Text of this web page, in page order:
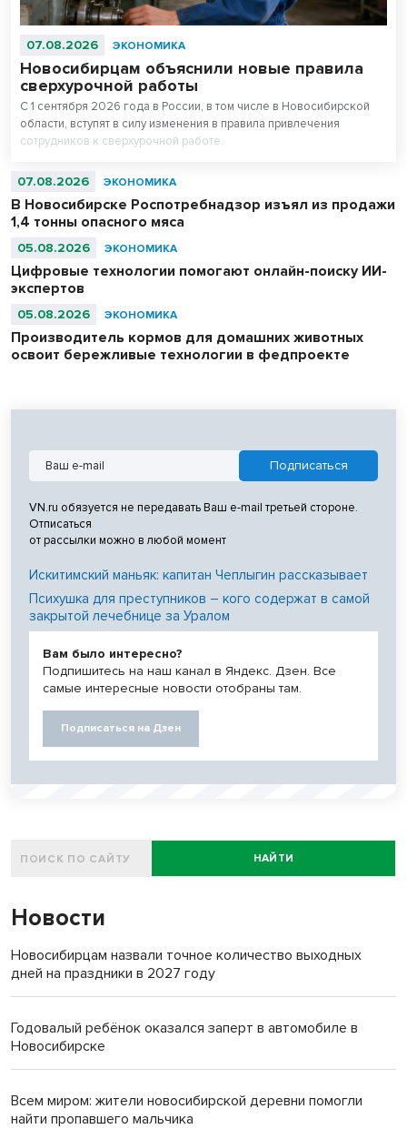
07.08.2026 ЭКОНОМИКА
Новосибирцам объяснили новые правила
сверхурочной работы
С 1 сентября 2026 года в России, в том числе в Новосибирской
области, вступят в силу изменения в правила привлечения
сотрудников к сверхурочной работе.
07.08.2026 ЭКОНОМИКА
В Новосибирске Роспотребнадзор изъял из продажи
1,4 тонны опасного мяса
05.08.2026 ЭКОНОМИКА
Цифровые технологии помогают онлайн-поиску ИИ-
экспертов
05.08.2026 ЭКОНОМИКА
Производитель кормов для домашних животных
освоит бережливые технологии в федпроекте
VN.ru обязуется не передавать Ваш e-mail третьей стороне.
Отписаться
от рассылки можно в любой момент
Искитимский маньяк: капитан Чеплыгин рассказывает
Психушка для преступников – кого содержат в самой
закрытой лечебнице за Уралом
Вам было интересно?
Подпишитесь на наш канал в Яндекс. Дзен. Все
самые интересные новости отобраны там.
Подписаться на Дзен
НАЙТИ
Новости
Новосибирцам назвали точное количество выходных
дней на праздники в 2027 году
Годовалый ребёнок оказался заперт в автомобиле в
Новосибирске
Всем миром: жители новосибирской деревни помогли
найти пропавшего мальчика